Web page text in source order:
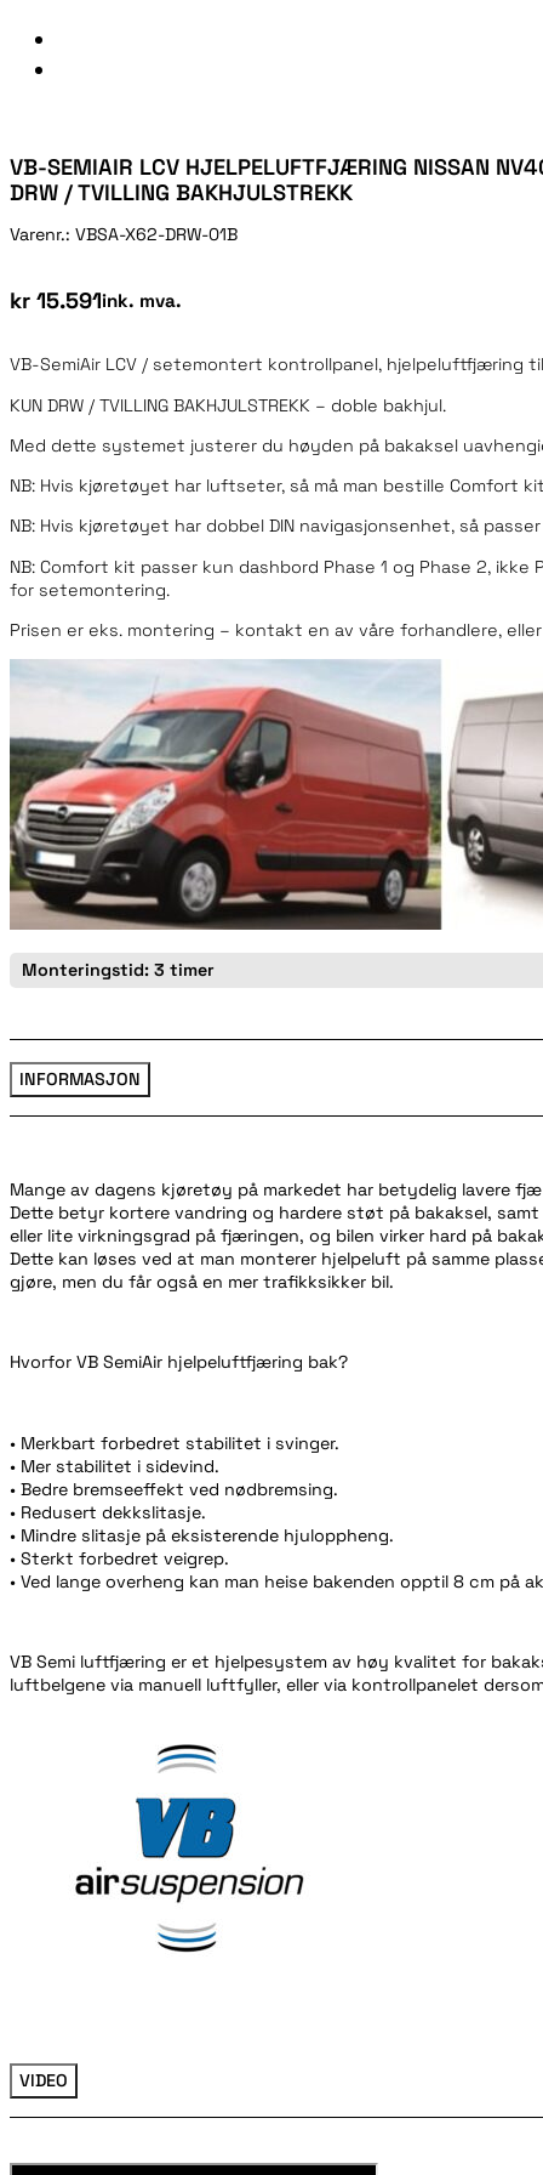
VB-SEMIAIR LCV HJELPELUFTFJÆRING NISSAN
DRW / TVILLING BAKHJULSTREKK
Varenr.: VBSA-X62-DRW-01B
kr 15.591ink. mva.
VB-SemiAir LCV / setemontert kontrollpanel, hjelpeluftfjæring til
KUN DRW / TVILLING BAKHJULSTREKK – doble bakhjul.
Med dette systemet justerer du høyden på bakaksel
NB: Hvis kjøretøyet har luftseter, så må man bestille Comfort
NB: Hvis kjøretøyet har dobbel DIN navigasjonsenhet, så
NB: Comfort kit passer kun dashbord Phase 1 og Phase 2,
for setemontering.
Prisen er eks. montering – kontakt en av våre forhandlere,
Monteringstid: 3 timer
INFORMASJON
Mange av dagens kjøretøy på markedet har betydelig lavere
Dette betyr kortere vandring og hardere støt på bakaksel,
eller lite virkningsgrad på fjæringen, og bilen virker hard på
Dette kan løses ved at man monterer hjelpeluft på samme
gjøre, men du får også en mer trafikksikker bil.
Hvorfor VB SemiAir hjelpeluftfjæring bak?
• Merkbart forbedret stabilitet i svinger.
• Mer stabilitet i sidevind.
• Bedre bremseeffekt ved nødbremsing.
• Redusert dekkslitasje.
• Mindre slitasje på eksisterende hjuloppheng.
• Sterkt forbedret veigrep.
• Ved lange overheng kan man heise bakenden opptil 8 cm på
VB Semi luftfjæring er et hjelpesystem av høy kvalitet for
luftbelgene via manuell luftfyller, eller via kontrollpanelet
VIDEO